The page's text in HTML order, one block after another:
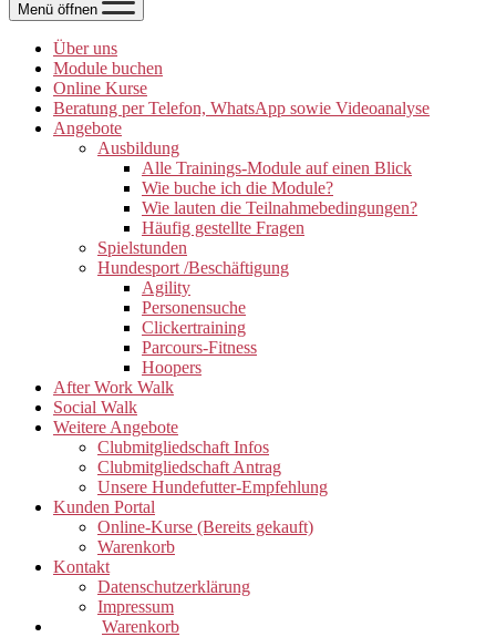
Menü öffnen
Über uns
Module buchen
Online Kurse
Beratung per Telefon, WhatsApp sowie Videoanalyse
Angebote
Ausbildung
Alle Trainings-Module auf einen Blick
Wie buche ich die Module?
Wie lauten die Teilnahmebedingungen?
Häufig gestellte Fragen
Spielstunden
Hundesport /Beschäftigung
Agility
Personensuche
Clickertraining
Parcours-Fitness
Hoopers
After Work Walk
Social Walk
Weitere Angebote
Clubmitgliedschaft Infos
Clubmitgliedschaft Antrag
Unsere Hundefutter-Empfehlung
Kunden Portal
Online-Kurse (Bereits gekauft)
Warenkorb
Kontakt
Datenschutzerklärung
Impressum
Warenkorb